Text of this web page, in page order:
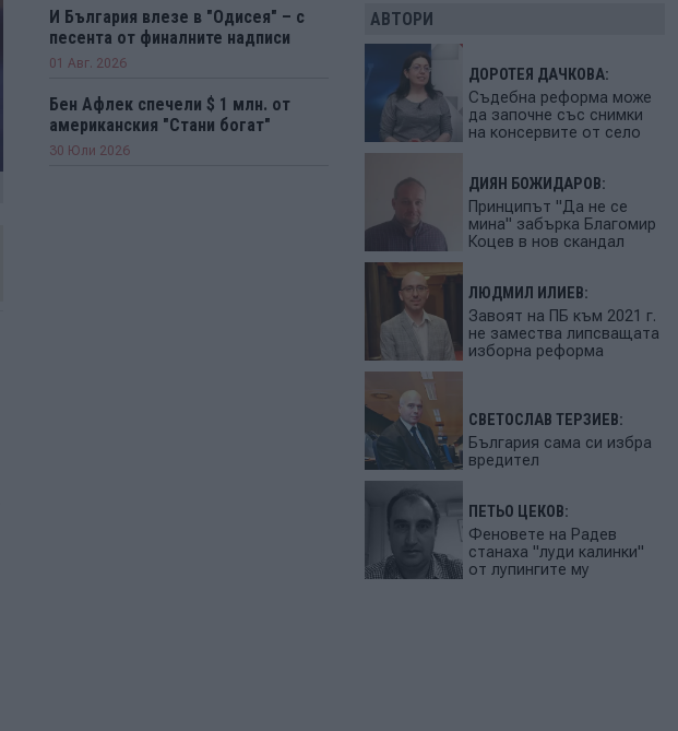
И България влезе в "Одисея" – с
песента от финалните надписи
01 Авг. 2026
Бен Афлек спечели $ 1 млн. от
американския "Стани богат"
30 Юли 2026
АВТОРИ
ДОРОТЕЯ ДАЧКОВА:
Съдебна реформа може
да започне със снимки
на консервите от село
ДИЯН БОЖИДАРОВ:
Принципът "Да не се
мина" забърка Благомир
Коцев в нов скандал
ЛЮДМИЛ ИЛИЕВ:
Завоят на ПБ към 2021 г.
не замества липсващата
изборна реформа
СВЕТОСЛАВ ТЕРЗИЕВ:
България сама си избра
вредител
ПЕТЬО ЦЕКОВ:
Феновете на Радев
станаха "луди калинки"
от лупингите му